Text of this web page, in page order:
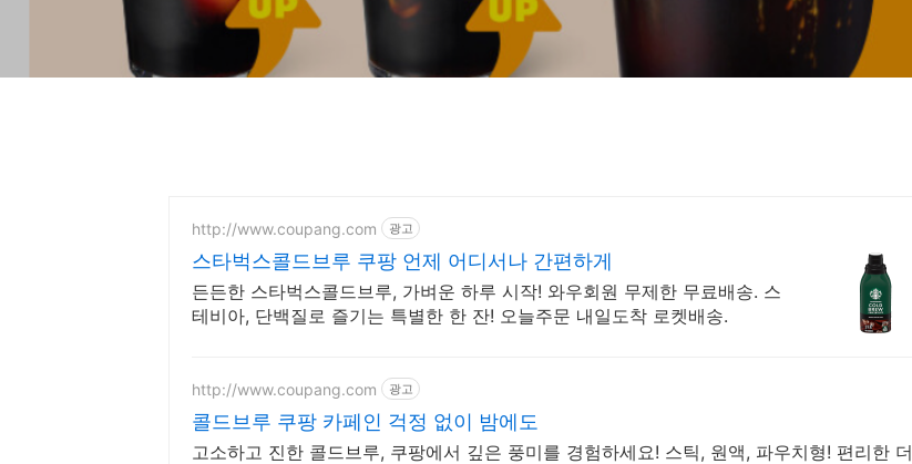
http://www.coupang.com 광고
스타벅스콜드브루 쿠팡 언제 어디서나 간편하게
든든한 스타벅스콜드브루, 가벼운 하루 시작! 와우회원 무제한 무료배송. 스
테비아, 단백질로 즐기는 특별한 한 잔! 오늘주문 내일도착 로켓배송.
http://www.coupang.com 광고
콜드브루 쿠팡 카페인 걱정 없이 밤에도
고소하고 진한 콜드브루, 쿠팡에서 깊은 풍미를 경험하세요! 스틱, 원액, 파우치형! 편리한 더